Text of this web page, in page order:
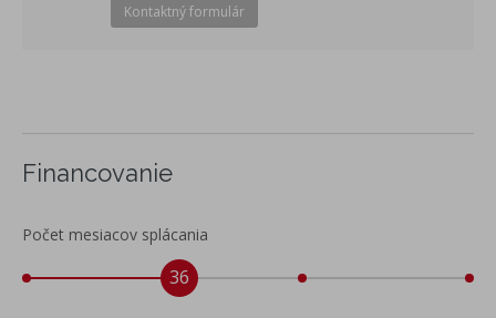
Kontaktný formulár
Financovanie
Počet mesiacov splácania
36